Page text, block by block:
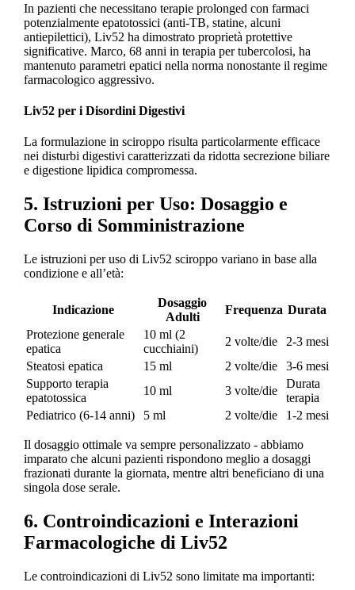
In pazienti che necessitano terapie prolonged con farmaci
potenzialmente epatotossici (anti-TB, statine, alcuni
antiepilettici), Liv52 ha dimostrato proprietà protettive
significative. Marco, 68 anni in terapia per tubercolosi, ha
mantenuto parametri epatici nella norma nonostante il regime
farmacologico aggressivo.
Liv52 per i Disordini Digestivi
La formulazione in sciroppo risulta particolarmente efficace
nei disturbi digestivi caratterizzati da ridotta secrezione biliare
e digestione lipidica compromessa.
5. Istruzioni per Uso: Dosaggio e
Corso di Somministrazione
Le istruzioni per uso di Liv52 sciroppo variano in base alla
condizione e all’età:
Indicazione
Dosaggio
Adulti
Frequenza Durata
Protezione generale
epatica
10 ml (2
cucchiaini)
2 volte/die
2-3 mesi
Steatosi epatica
15 ml 2 volte/die
3-6 mesi
Supporto terapia
epatotossica
10 ml 3 volte/die
Durata
terapia
Pediatrico (6-14 anni)
5 ml 2 volte/die 1-2 mesi
Il dosaggio ottimale va sempre personalizzato - abbiamo
imparato che alcuni pazienti rispondono meglio a dosaggi
frazionati durante la giornata, mentre altri beneficiano di una
singola dose serale.
6. Controindicazioni e Interazioni
Farmacologiche di Liv52
Le controindicazioni di Liv52 sono limitate ma importanti: